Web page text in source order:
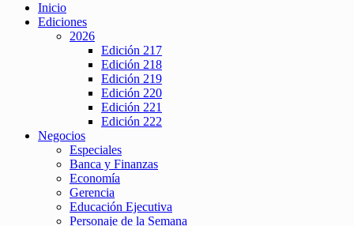
Inicio
Ediciones
2026
Edición 217
Edición 218
Edición 219
Edición 220
Edición 221
Edición 222
Negocios
Especiales
Banca y Finanzas
Economía
Gerencia
Educación Ejecutiva
Personaje de la Semana